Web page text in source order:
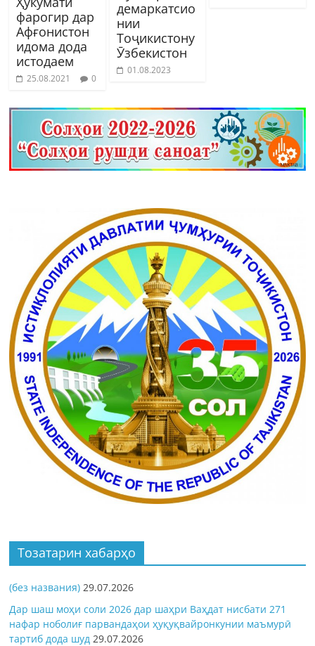
фарогир дар
Афғонистон
идома дода
истодаем
25.08.2021 0
демаркатсио
нии
Тоҷикистону
Ӯзбекистон
01.08.2023
Тозатарин хабарҳо
(без названия) 29.07.2026
Дар шаш моҳи соли 2026 дар шаҳри Ваҳдат нисбати 271
нафар ноболиғ парвандаҳои ҳуқуқвайронкунии маъмурӣ
тартиб дода шуд 29.07.2026